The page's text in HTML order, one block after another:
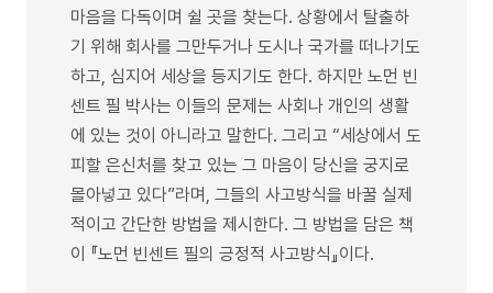
마음을 다독이며 쉴 곳을 찾는다. 상황에서 탈출하
기 위해 회사를 그만두거나 도시나 국가를 떠나기도
하고, 심지어 세상을 등지기도 한다. 하지만 노먼 빈
센트 필 박사는 이들의 문제는 사회나 개인의 생활
에 있는 것이 아니라고 말한다. 그리고 “세상에서 도
피할 은신처를 찾고 있는 그 마음이 당신을 궁지로
몰아넣고 있다”라며, 그들의 사고방식을 바꿀 실제
적이고 간단한 방법을 제시한다. 그 방법을 담은 책
이 『노먼 빈센트 필의 긍정적 사고방식』이다.